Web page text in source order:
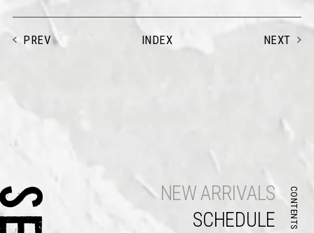
PREV INDEX NEXT
CONTENTS
NEW ARRIVALS
SCHEDULE